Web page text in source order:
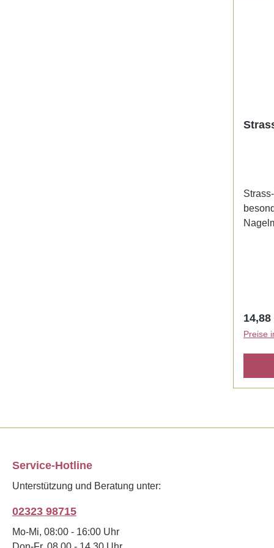
Ihnen
Pinsel
14,88
Preise
Service-Hotline
Unterstützung und Beratung unter:
02323 98715
Mo-Mi, 08:00 - 16:00 Uhr